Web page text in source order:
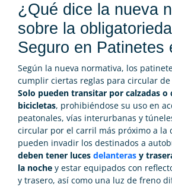
¿Qué dice la nueva
sobre la
Seguro en Patinetes
Según la nueva normativa, los
cumplir ciertas reglas para circular
Solo pueden transitar por calzadas o
bicicletas, prohibiéndose su uso en
peatonales, vías interurbanas y
circular por el carril más próximo a la
pueden invadir los destinados a
deben tener luces delanteras y
la noche y estar equipados con
y trasero, así como una luz de freno